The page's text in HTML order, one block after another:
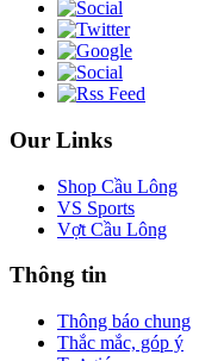
Our Links
Shop Cầu Lông
VS Sports
Vợt Cầu Lông
Thông tin
Thông báo chung
Thắc mắc, góp ý